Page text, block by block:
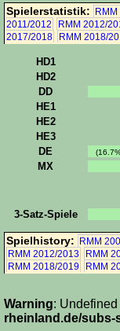
Spielerstatistik:
2011/2012
RMM 2012/
2017/2018
RMM 2018/
HD1
HD2
DD
HE1
HE2
HE3
DE
MX
3-Satz-Spiele
Spielhistory:
RMM
RMM 2012/2013
RMM
RMM 2018/2019
RMM
Warning:
rheinland.de/